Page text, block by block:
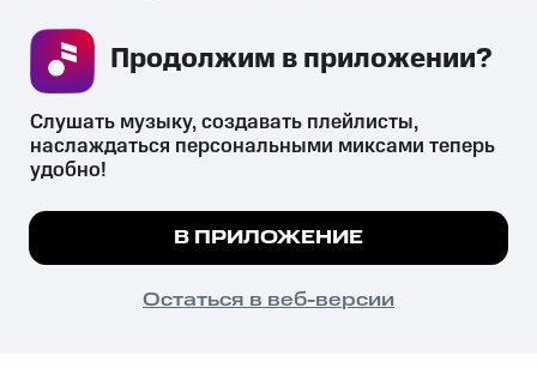
СКАЧАТЬ ПРИЛОЖЕНИЕ
психотропных веществ, их аналогов причиняет вред здоровью,
их незаконный оборот запрещён и влечёт установленную
законодательством ответственность.
© 2026 ООО «КИОН».
Все права защищены
Мы используем куки, чтобы на сайте все
Подробнее
ПОНЯТНО
Слушать музыку, создавать плейлисты,
наслаждаться персональными миксами теперь
удобно!
В ПРИЛОЖЕНИЕ
Остаться в веб-версии